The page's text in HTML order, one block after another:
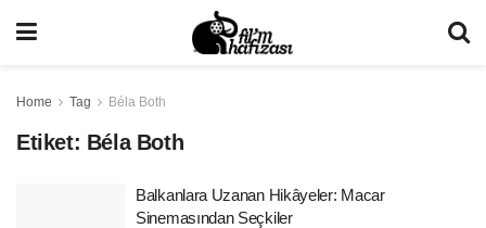
Home Tag Béla Both
Etiket: Béla Both
Balkanlara Uzanan Hikâyeler: Macar
Sinemasından Seçkiler